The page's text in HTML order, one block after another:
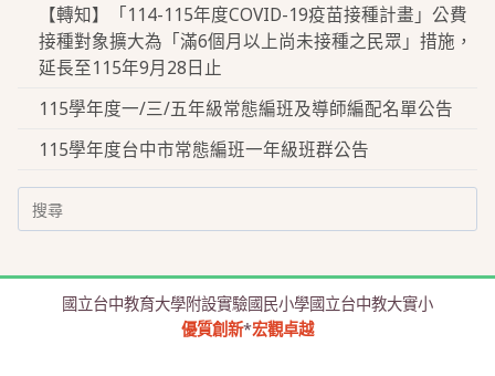
【轉知】「114-115年度COVID-19疫苗接種計畫」公費
接種對象擴大為「滿6個月以上尚未接種之民眾」措施，
延長至115年9月28日止
115學年度一/三/五年級常態編班及導師編配名單公告
115學年度台中市常態編班一年級班群公告
Search
for:
國立台中教育大學附設實驗國民小學國立台中教大實小
優質創新*宏觀卓越